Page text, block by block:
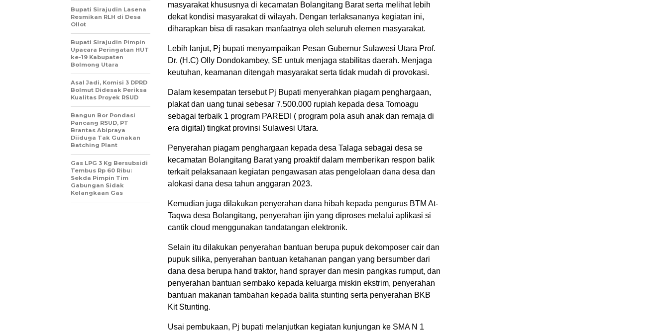
masyarakat khususnya di kecamatan Bolangitang Barat serta melihat lebih
dekat kondisi masyarakat di wilayah. Dengan terlaksananya kegiatan ini,
diharapkan bisa di rasakan manfaatnya oleh seluruh elemen masyarakat.
Lebih lanjut, Pj bupati menyampaikan Pesan Gubernur Sulawesi Utara Prof.
Dr. (H.C) Olly Dondokambey, SE untuk menjaga stabilitas daerah. Menjaga
keutuhan, keamanan ditengah masyarakat serta tidak mudah di provokasi.
Dalam kesempatan tersebut Pj Bupati menyerahkan piagam penghargaan,
plakat dan uang tunai sebesar 7.500.000 rupiah kepada desa Tomoagu
sebagai terbaik 1 program PAREDI ( program pola asuh anak dan remaja di
era digital) tingkat provinsi Sulawesi Utara.
Penyerahan piagam penghargaan kepada desa Talaga sebagai desa se
kecamatan Bolangitang Barat yang proaktif dalam memberikan respon balik
terkait pelaksanaan kegiatan pengawasan atas pengelolaan dana desa dan
alokasi dana desa tahun anggaran 2023.
Kemudian juga dilakukan penyerahan dana hibah kepada pengurus BTM At-
Taqwa desa Bolangitang, penyerahan ijin yang diproses melalui aplikasi si
cantik cloud menggunakan tandatangan elektronik.
Selain itu dilakukan penyerahan bantuan berupa pupuk dekomposer cair dan
pupuk silika, penyerahan bantuan ketahanan pangan yang bersumber dari
dana desa berupa hand traktor, hand sprayer dan mesin pangkas rumput, dan
penyerahan bantuan sembako kepada keluarga miskin ekstrim, penyerahan
bantuan makanan tambahan kepada balita stunting serta penyerahan BKB
Kit Stunting.
Usai pembukaan, Pj bupati melanjutkan kegiatan kunjungan ke SMA N 1
Bupati Sirajudin Lasena
Resmikan RLH di Desa
Ollot
Bupati Sirajudin Pimpin
Upacara Peringatan HUT
ke-19 Kabupaten
Bolmong Utara
Asal Jadi, Komisi 3 DPRD
Bolmut Didesak Periksa
Kualitas Proyek RSUD
Bangun Bor Pondasi
Pancang RSUD, PT
Brantas Abipraya
Diiduga Tak Gunakan
Batching Plant
Gas LPG 3 Kg Bersubsidi
Tembus Rp 60 Ribu:
Sekda Pimpin Tim
Gabungan Sidak
Kelangkaan Gas